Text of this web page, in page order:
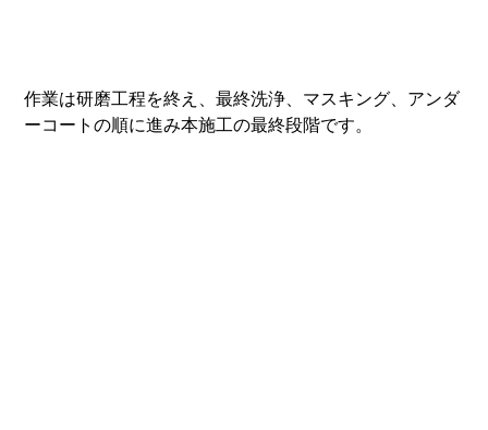
作業は研磨工程を終え、最終洗浄、マスキング、アンダ
ーコートの順に進み本施工の最終段階です。